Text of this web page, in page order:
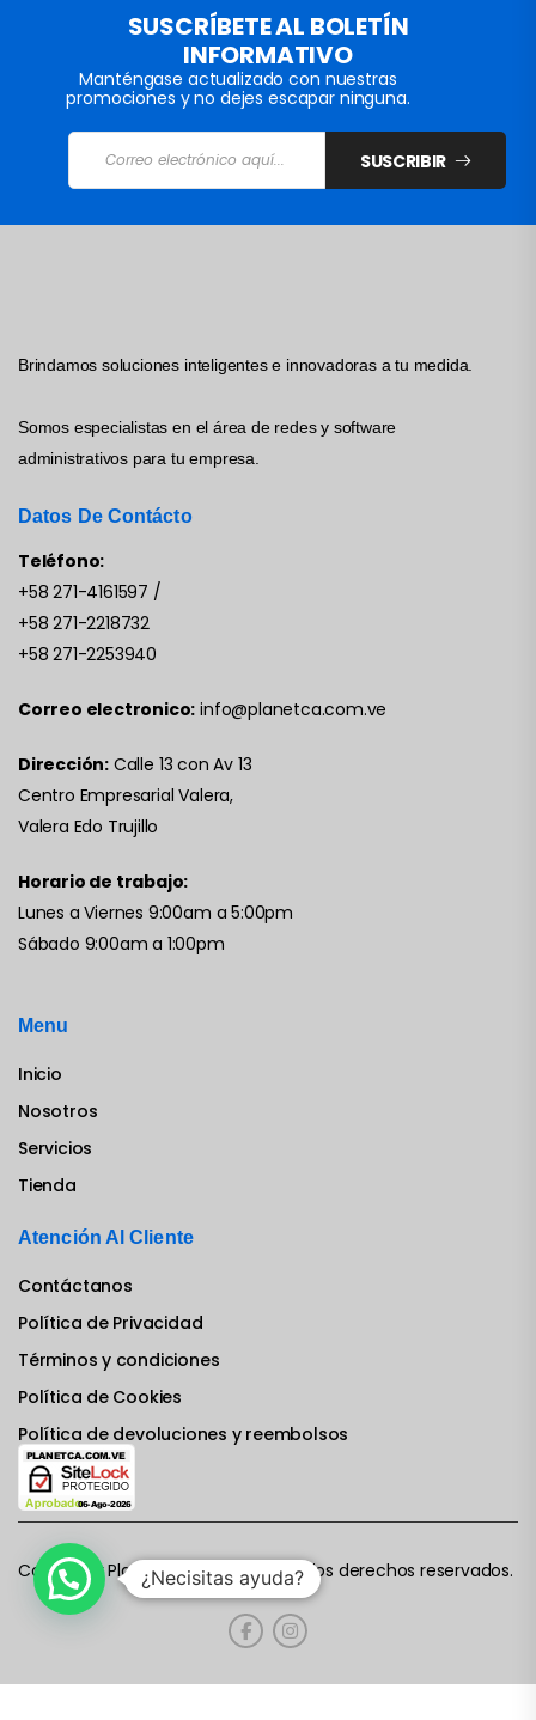
SUSCRÍBETE AL BOLETÍN
INFORMATIVO
Manténgase actualizado con nuestras
promociones y no dejes escapar ninguna.
SUSCRIBIR
Brindamos soluciones inteligentes e innovadoras a tu medida.
Somos especialistas en el área de redes y software
administrativos para tu empresa.
Datos De Contácto
Teléfono:
+58 271-4161597 /
+58 271-2218732
+58 271-2253940
Correo electronico: info@planetca.com.ve
Dirección: Calle 13 con Av 13
Centro Empresarial Valera,
Valera Edo Trujillo
Horario de trabajo:
Lunes a Viernes 9:00am a 5:00pm
Sábado 9:00am a 1:00pm
Menu
Inicio
Nosotros
Servicios
Tienda
Atención Al Cliente
Contáctanos
Política de Privacidad
Términos y condiciones
Política de Cookies
Política de devoluciones y reembolsos
Computer Planet CA © 2022. Todos los derechos reservados.
¿Necisitas ayuda?